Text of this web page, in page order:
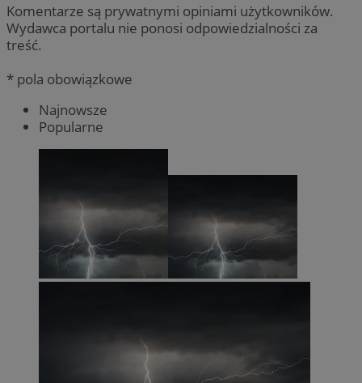
Komentarze są prywatnymi opiniami użytkowników.
Wydawca portalu nie ponosi odpowiedzialności za
treść.
* pola obowiązkowe
Najnowsze
Popularne